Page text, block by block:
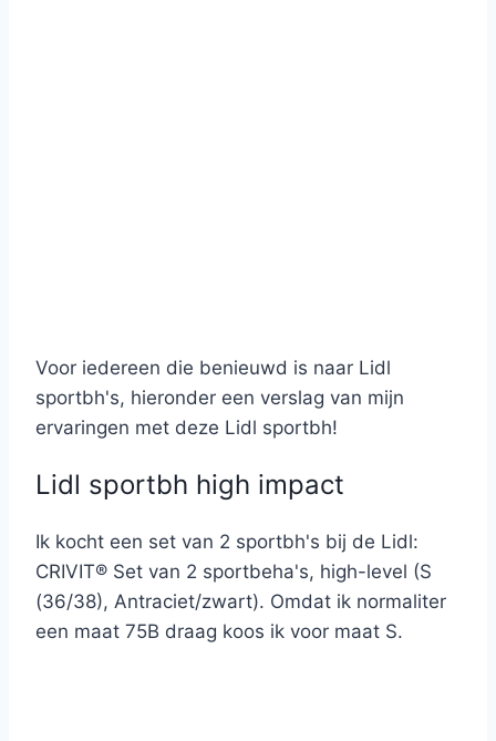
Voor iedereen die benieuwd is naar Lidl
sportbh's, hieronder een verslag van mijn
ervaringen met deze Lidl sportbh!
Lidl sportbh high impact
Ik kocht een set van 2 sportbh's bij de Lidl:
CRIVIT® Set van 2 sportbeha's, high-level (S
(36/38), Antraciet/zwart). Omdat ik normaliter
een maat 75B draag koos ik voor maat S.